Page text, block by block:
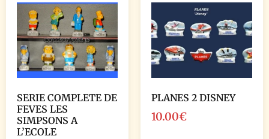
SERIE COMPLETE DE
FEVES LES
SIMPSONS A
L’ECOLE
PLANES 2 DISNEY
10.00€